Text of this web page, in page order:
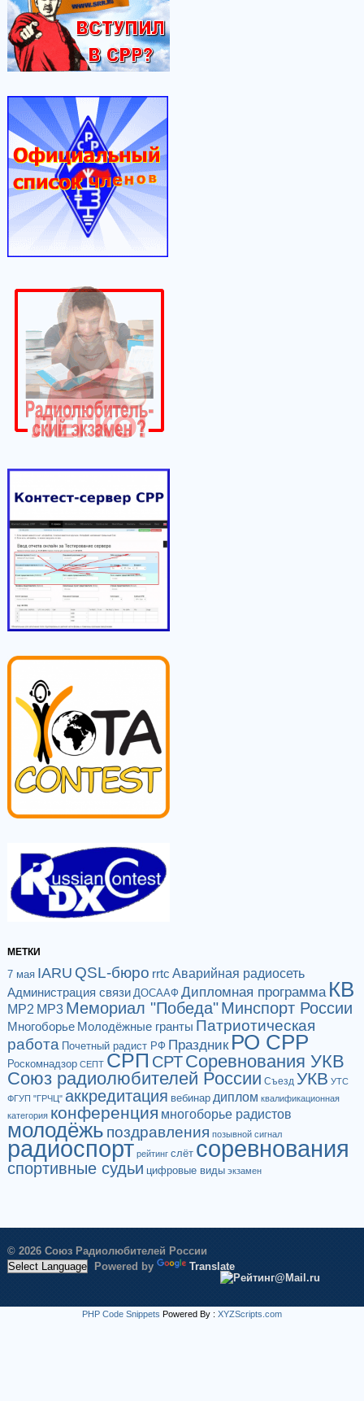
МЕТКИ
7 мая IARU QSL-бюро rrtc Аварийная радиосеть
Администрация связи ДОСААФ Дипломная программа КВ
МР2 МР3 Мемориал "Победа"Минспорт России
Многоборье Молодёжные гранты Патриотическая
работа Почетный радист РФ Праздник РО СРР
Роскомнадзор СЕПТ СРП СРТСоревнования УКВ
Союз радиолюбителей России Съезд УКВ УТС
ФГУП "ГРЧЦ" аккредитация вебинар диплом квалификационная
категория конференция многоборье радистов
молодёжь поздравления позывной сигнал
радиоспорт рейтинг слёт соревнования
спортивные судьи цифровые виды экзамен
© 2026 Союз Радиолюбителей России
Powered by
Translate
PHP Code Snippets Powered By : XYZScripts.com